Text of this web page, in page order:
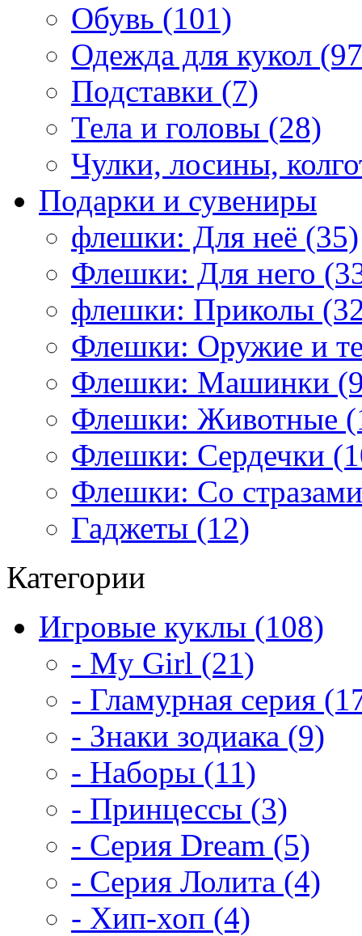
Обувь (101)
Одежда для кукол
Подставки (7)
Тела и головы (28)
Чулки, лосины,
Подарки и сувениры
флешки: Для неё (35)
Флешки: Для него
флешки: Приколы
Флешки: Оружие и
Флешки: Машинки
Флешки: Животные
Флешки: Сердечки
Флешки: Со
Гаджеты (12)
Категории
Игровые куклы (108)
- My Girl (21)
- Гламурная серия
- Знаки зодиака (9)
- Наборы (11)
- Принцессы (3)
- Серия Dream (5)
- Серия Лолита (4)
- Хип-хоп (4)